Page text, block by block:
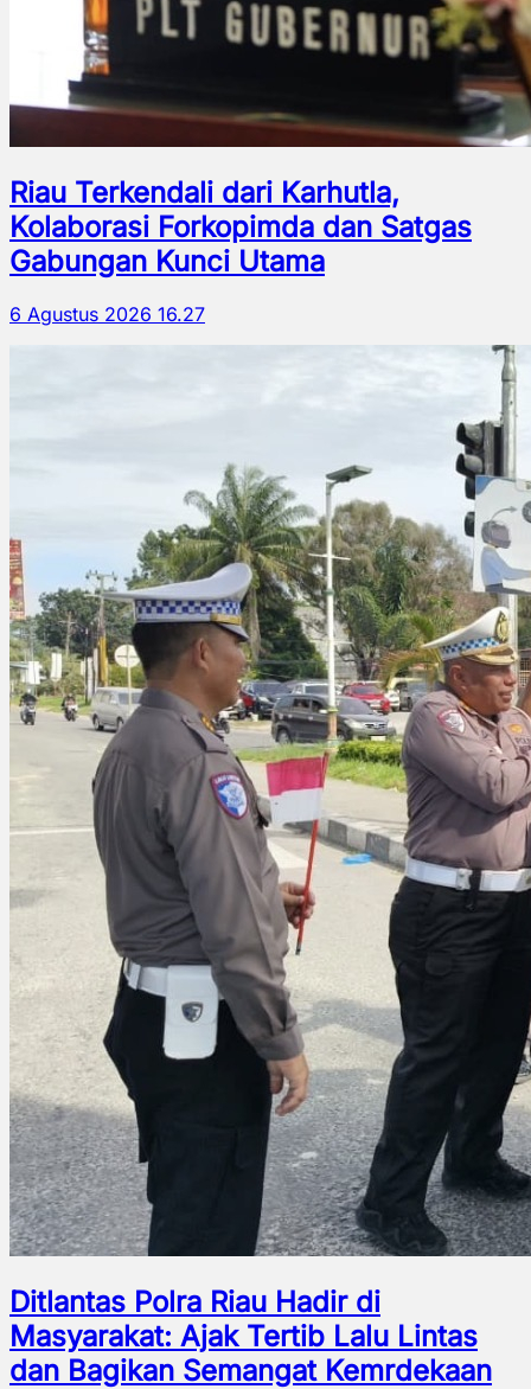
Riau Terkendali dari Karhutla,
Kolaborasi Forkopimda dan Satgas
Gabungan Kunci Utama
6 Agustus 2026 16.27
Ditlantas Polra Riau Hadir di
Masyarakat: Ajak Tertib Lalu Lintas
dan Bagikan Semangat Kemrdekaan